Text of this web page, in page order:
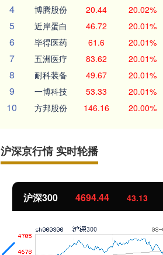
4 博腾股份 20.44 20.02%
5 近岸蛋白 46.72 20.01%
6 毕得医药 61.6 20.01%
7 五洲医疗 83.62 20.01%
8 耐科装备 49.67 20.01%
9 一博科技 53.33 20.01%
10 方邦股份 146.16 20.00%
沪深京行情 实时轮播
北证50 1134.24 11.37